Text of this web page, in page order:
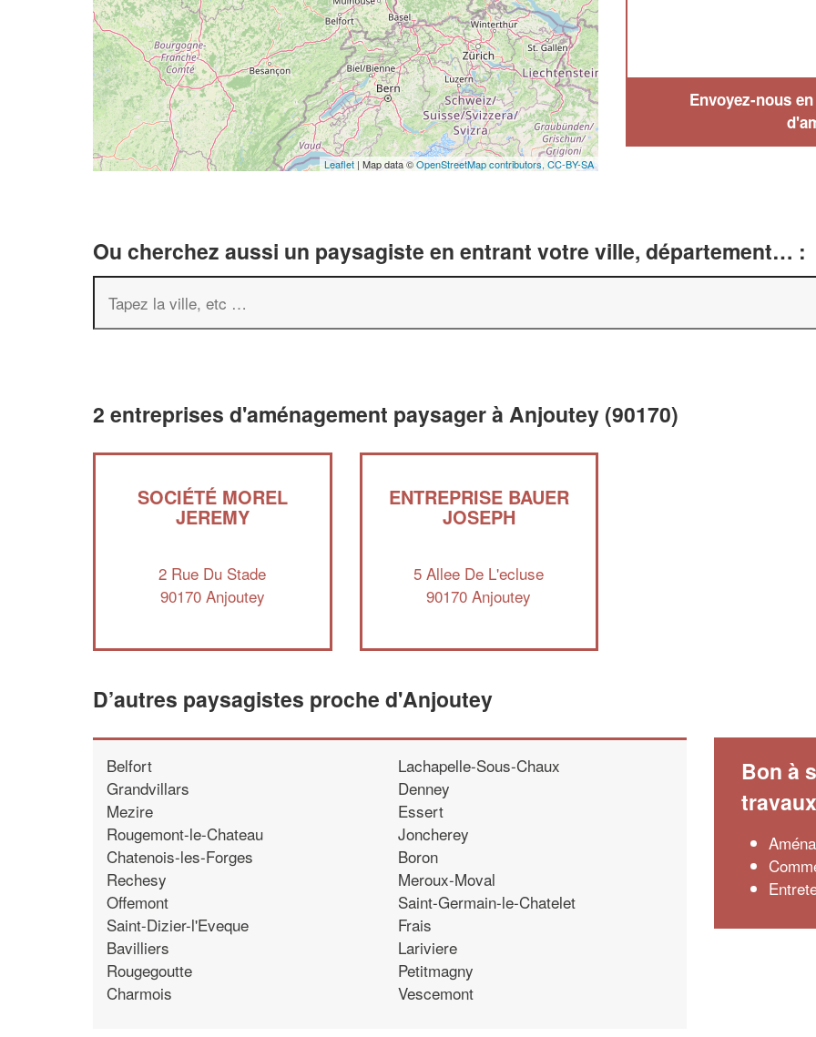
Leaflet | Map data ©OpenStreetMap contributors, CC-BY-SA
Envoyez-nous
Ou cherchez aussi un paysagiste en entrant votre ville, département… :
2 entreprises d'aménagement paysager à Anjoutey (90170)
SOCIÉTÉ MOREL
JEREMY
2 Rue Du Stade
90170 Anjoutey
ENTREPRISE BAUER
JOSEPH
5 Allee De L'ecluse
90170 Anjoutey
D’autres paysagistes proche d'Anjoutey
Belfort
Grandvillars
Mezire
Rougemont-le-Chateau
Chatenois-les-Forges
Rechesy
Offemont
Saint-Dizier-l'Eveque
Bavilliers
Rougegoutte
Charmois
Lachapelle-Sous-Chaux
Denney
Essert
Joncherey
Boron
Meroux-Moval
Saint-Germain-le-Chatelet
Frais
Lariviere
Petitmagny
Vescemont
Bon à
travaux